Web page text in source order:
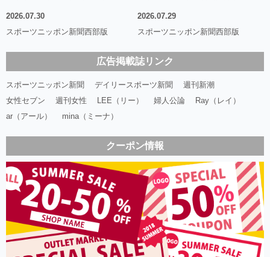
2026.07.30
スポーツニッポン新聞西部版
2026.07.29
スポーツニッポン新聞西部版
広告掲載誌リンク
スポーツニッポン新聞 デイリースポーツ新聞
週刊新潮
女性セブン
週刊女性 LEE（リー） 婦人公論
Ray（レイ）
ar（アール）
mina（ミーナ）
クーポン情報